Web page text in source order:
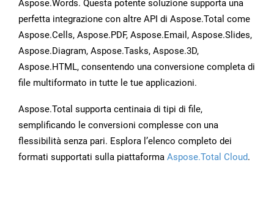
Aspose.Words. Questa potente soluzione supporta una
perfetta integrazione con altre API di Aspose.Total come
Aspose.Cells, Aspose.PDF, Aspose.Email, Aspose.Slides,
Aspose.Diagram, Aspose.Tasks, Aspose.3D,
Aspose.HTML, consentendo una conversione completa di
file multiformato in tutte le tue applicazioni.
Aspose.Total supporta centinaia di tipi di file,
semplificando le conversioni complesse con una
flessibilità senza pari. Esplora l’elenco completo dei
formati supportati sulla piattaforma Aspose.Total Cloud.